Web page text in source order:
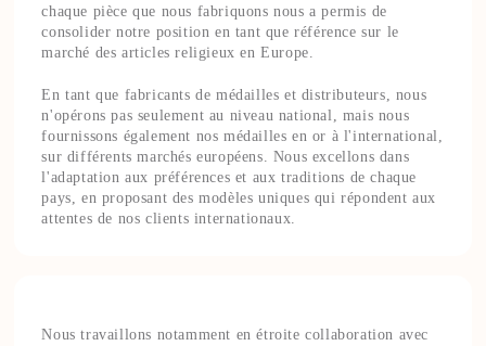
chaque pièce que nous fabriquons nous a permis de
consolider notre position en tant que référence sur le
marché des articles religieux en Europe.
En tant que fabricants de médailles et distributeurs, nous
n'opérons pas seulement au niveau national, mais nous
fournissons également nos médailles en or à l'international,
sur différents marchés européens. Nous excellons dans
l'adaptation aux préférences et aux traditions de chaque
pays, en proposant des modèles uniques qui répondent aux
attentes de nos clients internationaux.
Nous travaillons notamment en étroite collaboration avec